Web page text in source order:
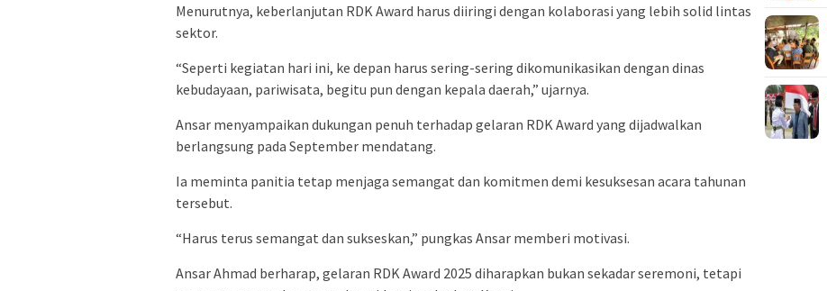
Menurutnya, keberlanjutan RDK Award harus diiringi dengan kolaborasi yang lebih solid lintas
sektor.
“Seperti kegiatan hari ini, ke depan harus sering-sering dikomunikasikan dengan dinas
kebudayaan, pariwisata, begitu pun dengan kepala daerah,” ujarnya.
Ansar menyampaikan dukungan penuh terhadap gelaran RDK Award yang dijadwalkan
berlangsung pada September mendatang.
Ia meminta panitia tetap menjaga semangat dan komitmen demi kesuksesan acara tahunan
tersebut.
“Harus terus semangat dan sukseskan,” pungkas Ansar memberi motivasi.
Ansar Ahmad berharap, gelaran RDK Award 2025 diharapkan bukan sekadar seremoni, tetapi